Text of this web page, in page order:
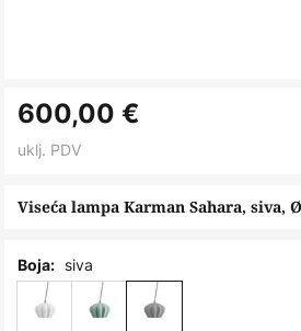
to
the
of
images
gallery
Viseća lampa Karman Sahara, siva,
600,00 €
uklj. PDV
Boja: siva